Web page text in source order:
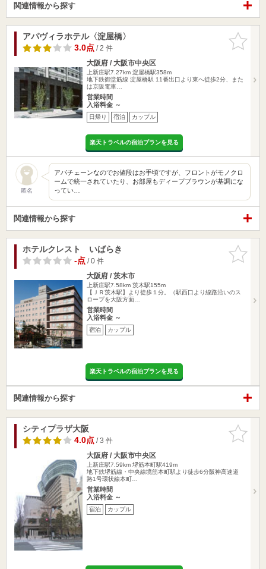
関連情報から探す
お気に入
りに追加
アパヴィラホテル〈淀屋橋〉
3.0点/ 2 件
大阪府 / 大阪市中央区
上新庄駅7.27km 淀屋橋駅358m
地下鉄御堂筋線 淀屋橋駅 11番出口より東へ徒歩2分、また
は京阪電車…
営業時間
入浴料金 ～
日帰り 宿泊 カップル
楽天トラベルの宿泊プランを見る
匿名
アパチェーンなのでお値段はお手頃ですが、フロントがモノクロ
ームで統一されていたり、お部屋もディープブラウンが基調にな
ってい…
関連情報から探す
お気に入
りに追加
ホテルクレスト いばらき
-点/ 0 件
大阪府 / 茨木市
上新庄駅7.58km 茨木駅155m
【ＪＲ茨木駅】より徒歩１分。（駅西口より線路沿いのス
ロープを大阪方面…
営業時間
入浴料金 ～
宿泊 カップル
楽天トラベルの宿泊プランを見る
関連情報から探す
お気に入
りに追加
シティプラザ大阪
4.0点/ 3 件
大阪府 / 大阪市中央区
上新庄駅7.59km 堺筋本町駅419m
地下鉄堺筋線・中央線境筋本町駅より徒歩6分阪神高速道
路1号環状線本町…
営業時間
入浴料金 ～
宿泊 カップル